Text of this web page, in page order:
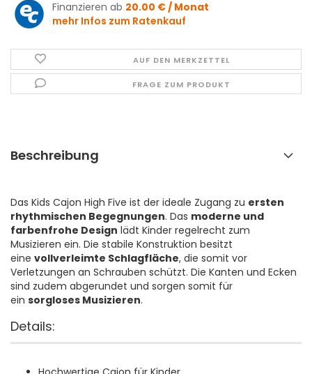
Finanzieren ab 20.00 € / Monat
mehr Infos zum Ratenkauf
AUF DEN MERKZETTEL
FRAGE ZUM PRODUKT
Beschreibung
Das Kids Cajon High Five ist der ideale Zugang zu ersten
rhythmischen Begegnungen. Das moderne und
farbenfrohe Design lädt Kinder regelrecht zum
Musizieren ein. Die stabile Konstruktion besitzt
eine vollverleimte Schlagfläche, die somit vor
Verletzungen an Schrauben schützt. Die Kanten und Ecken
sind zudem abgerundet und sorgen somit für
ein sorgloses Musizieren.
Details: